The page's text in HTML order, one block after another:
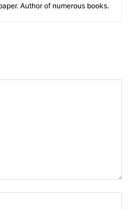
Author of numerous books.